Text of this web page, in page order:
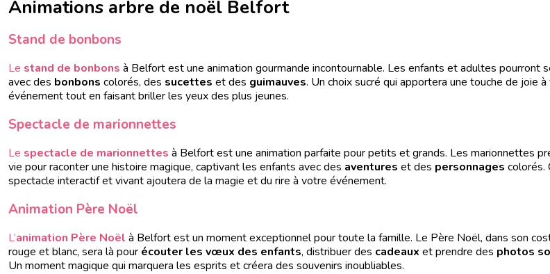
Animations arbre de noël Belfort
Stand de bonbons
Le stand de bonbons à Belfort est une animation gourmande incontournable. Les enfants et adultes pourront
avec des bonbons colorés, des sucettes et des guimauves. Un choix sucré qui apportera une touche de joie
événement tout en faisant briller les yeux des plus jeunes.
Spectacle de marionnettes
Le spectacle de marionnettes à Belfort est une animation parfaite pour petits et grands. Les marionnettes
vie pour raconter une histoire magique, captivant les enfants avec des aventures et des personnages colorés.
spectacle interactif et vivant ajoutera de la magie et du rire à votre événement.
Animation Père Noël
L’animation Père Noël à Belfort est un moment exceptionnel pour toute la famille. Le Père Noël, dans son
rouge et blanc, sera là pour écouter les vœux des enfants, distribuer des cadeaux et prendre des photos
Un moment magique qui marquera les esprits et créera des souvenirs inoubliables.